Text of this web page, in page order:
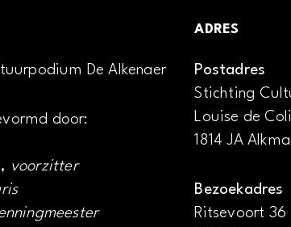
De Alkenaer
door:
voorzitter
ADRES
Postadres
Stichting
Louise de
1814 JA
Bezoekadres
Ritsevoort 36